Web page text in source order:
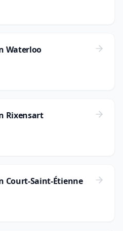
Waterloo
Rixensart
Court-Saint-Étienne